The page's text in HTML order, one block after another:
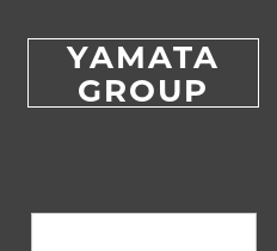
YAMATA
GROUP